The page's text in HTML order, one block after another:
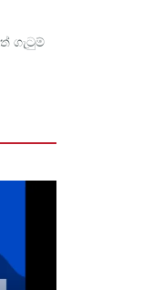
ගැටුම්